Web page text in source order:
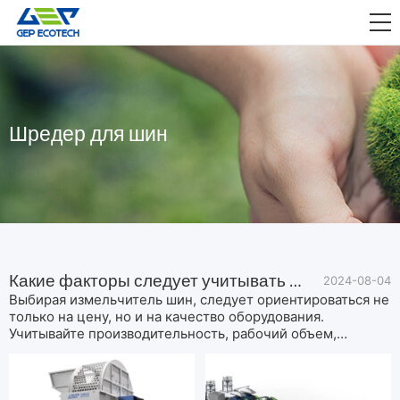
ПРИЛОЖЕНИЕ
ВЫПУСКАТЬ
СВЯЗАТЬСЯ С НАМИ

Шредер для шин
Какие факторы следует учитывать при выборе измельчителя шин? 2024-08-04
Выбирая измельчитель шин, следует ориентироваться не
только на цену, но и на качество оборудования.
Учитывайте производительность, рабочий объем,
оборудование для измельчения шин из множества марок
измельчителей шин.Какие факторы следует учитывать